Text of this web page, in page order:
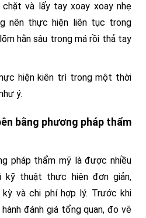
và lấy tay xoay xoay nhẹ
nên thực hiện liên tục trong
hằn sâu trong má rồi thả tay
hiện kiên trì trong một thời
ý.
bằng phương pháp thẩm
pháp thẩm mỹ là được nhiều
kỹ thuật thực hiện đơn giản,
kỳ và chi phí hợp lý. Trước khi
đánh giá tổng quan, đo vẽ